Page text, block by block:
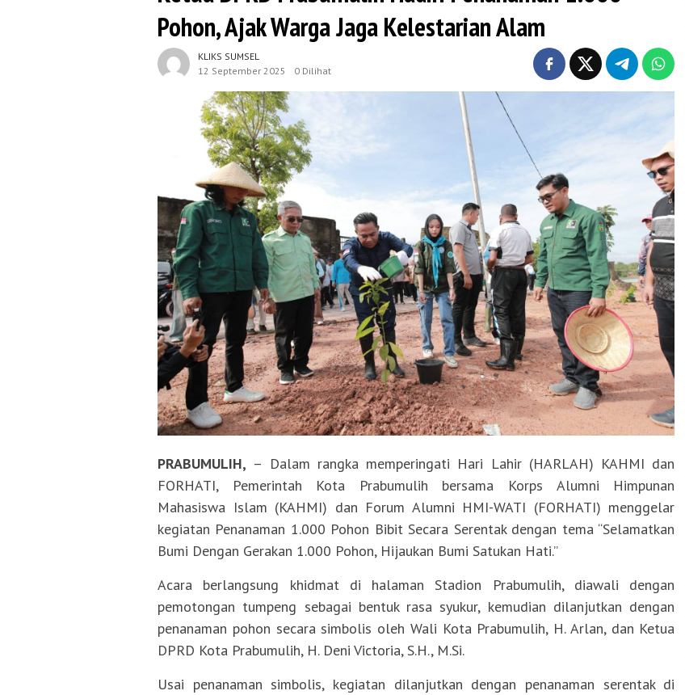
Pohon, Ajak Warga Jaga Kelestarian Alam
KLIKS SUMSEL
12 September 2025
0 Dilihat
PRABUMULIH, – Dalam rangka memperingati Hari Lahir (HARLAH) KAHMI dan
FORHATI, Pemerintah Kota Prabumulih bersama Korps Alumni Himpunan
Mahasiswa Islam (KAHMI) dan Forum Alumni HMI-WATI (FORHATI) menggelar
kegiatan Penanaman 1.000 Pohon Bibit Secara Serentak dengan tema “Selamatkan
Bumi Dengan Gerakan 1.000 Pohon, Hijaukan Bumi Satukan Hati.”
Acara berlangsung khidmat di halaman Stadion Prabumulih, diawali dengan
pemotongan tumpeng sebagai bentuk rasa syukur, kemudian dilanjutkan dengan
penanaman pohon secara simbolis oleh Wali Kota Prabumulih, H. Arlan, dan Ketua
DPRD Kota Prabumulih, H. Deni Victoria, S.H., M.Si.
Usai penanaman simbolis, kegiatan dilanjutkan dengan penanaman serentak di